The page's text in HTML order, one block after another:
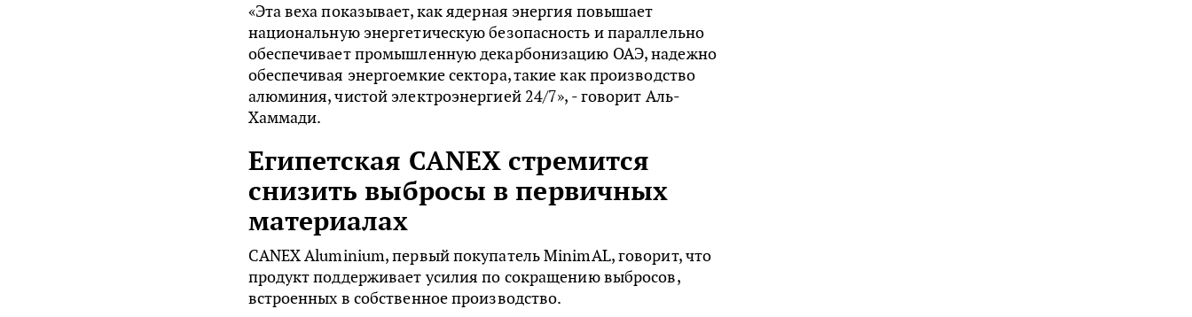
«Эта веха показывает, как ядерная энергия повышает
национальную энергетическую безопасность и параллельно
обеспечивает промышленную декарбонизацию ОАЭ, надежно
обеспечивая энергоемкие сектора, такие как производство
алюминия, чистой электроэнергией 24/7», - говорит Аль-
Хаммади.
Египетская CANEX стремится
снизить выбросы в первичных
материалах
CANEX Aluminium, первый покупатель MinimAL, говорит, что
продукт поддерживает усилия по сокращению выбросов,
встроенных в собственное производство.